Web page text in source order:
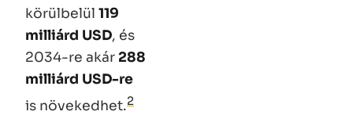
körülbelül 119
milliárd USD, és
2034-re akár 288
milliárd USD-re
is növekedhet.2